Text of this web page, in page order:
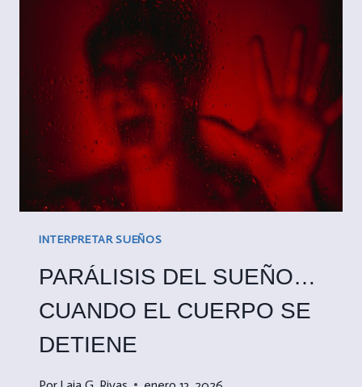
DOBLE
CUÁNTICO?
INTERPRETAR SUEÑOS
PARÁLISIS DEL SUEÑO…
CUANDO EL CUERPO SE
DETIENE